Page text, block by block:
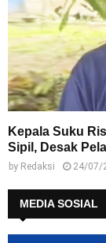
Kepala Suku
Sipil, Desak
by Redaksi 24/07/
MEDIA SOSIAL